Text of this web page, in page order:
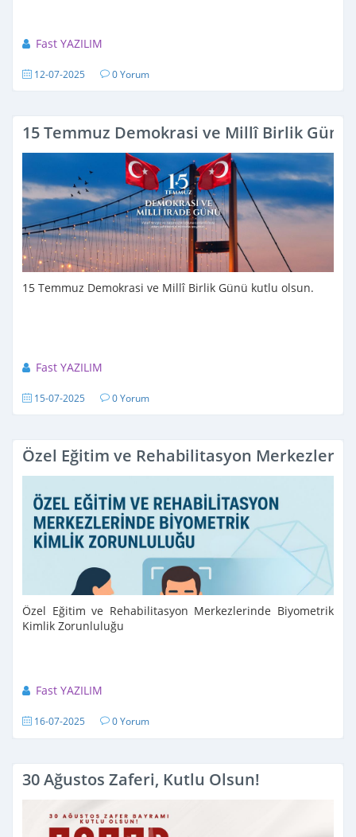
Fast YAZILIM
12-07-2025 0 Yorum
15 Temmuz Demokrasi ve Millî Birlik
15 Temmuz Demokrasi ve Millî Birlik Günü kutlu olsun.
Fast YAZILIM
15-07-2025 0 Yorum
Özel Eğitim ve Rehabilitasyon
Özel Eğitim ve Rehabilitasyon Merkezlerinde Biyometrik
Kimlik Zorunluluğu
Fast YAZILIM
16-07-2025 0 Yorum
30 Ağustos Zaferi, Kutlu Olsun!